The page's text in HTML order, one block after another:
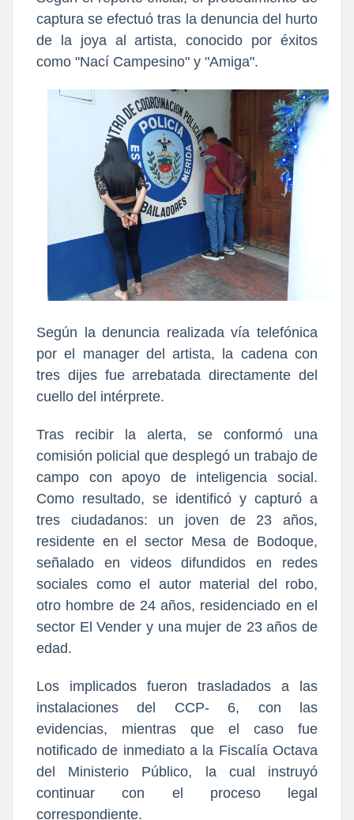
captura se efectuó tras la denuncia del hurto
de la joya al artista, conocido por éxitos
como "Nací Campesino" y "Amiga".
Según la denuncia realizada vía telefónica
por el manager del artista, la cadena con
tres dijes fue arrebatada directamente del
cuello del intérprete.
Tras recibir la alerta, se conformó una
comisión policial que desplegó un trabajo de
campo con apoyo de inteligencia social.
Como resultado, se identificó y capturó a
tres ciudadanos: un joven de 23 años,
residente en el sector Mesa de Bodoque,
señalado en videos difundidos en redes
sociales como el autor material del robo,
otro hombre de 24 años, residenciado en el
sector El Vender y una mujer de 23 años de
edad.
Los implicados fueron trasladados a las
instalaciones del CCP- 6, con las
evidencias, mientras que el caso fue
notificado de inmediato a la Fiscalía Octava
del Ministerio Público, la cual instruyó
continuar con el proceso legal
correspondiente.